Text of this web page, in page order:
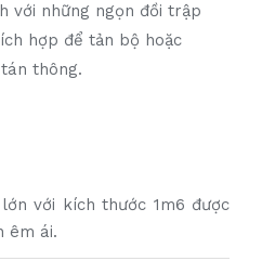
với những ngọn đồi trập
hợp để tản bộ hoặc
thông.
với kích thước 1m6 được
êm ái.